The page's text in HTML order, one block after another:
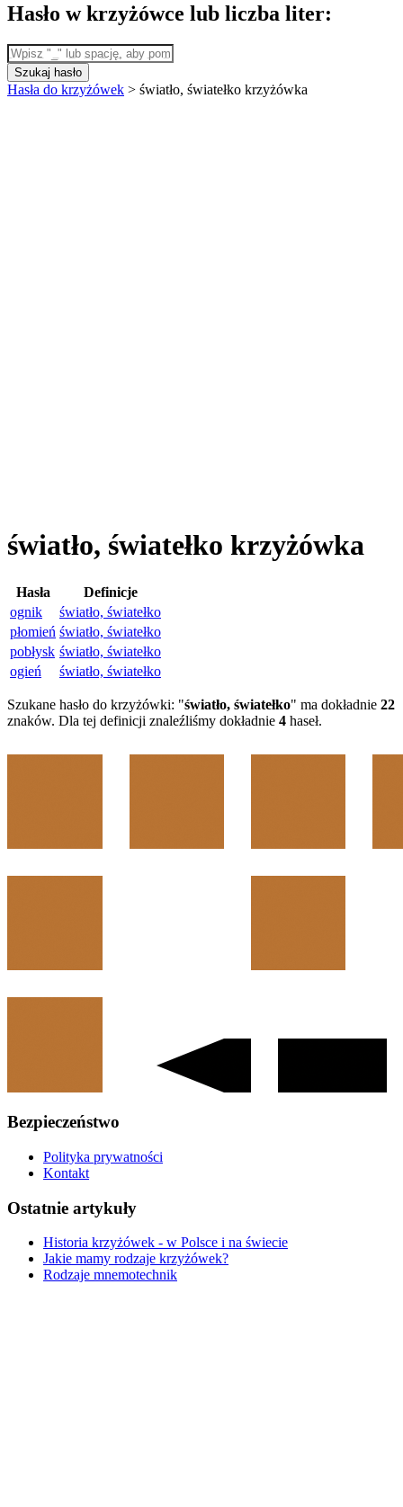
Hasło w krzyżówce lub liczba liter:
Szukaj hasło
Hasła do krzyżówek > światło, światełko krzyżówka
światło, światełko krzyżówka
Hasła
Definicje
ognik
światło, światełko
płomień światło, światełko
pobłysk światło, światełko
ogień
światło, światełko
Szukane hasło do krzyżówki: "światło, światełko" ma dokładnie 22
znaków. Dla tej definicji znaleźliśmy dokładnie 4 haseł.
Bezpieczeństwo
Polityka prywatności
Kontakt
Ostatnie artykuły
Historia krzyżówek - w Polsce i na świecie
Jakie mamy rodzaje krzyżówek?
Rodzaje mnemotechnik